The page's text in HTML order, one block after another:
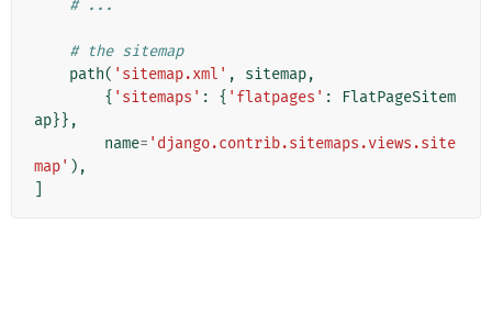
# ...
# the sitemap
path( 'sitemap.xml' , sitemap,
{ 'sitemaps' : { 'flatpages' :
FlatPageSitem
ap}},
name= 'django.contrib.sitemaps.views.site
map' ),